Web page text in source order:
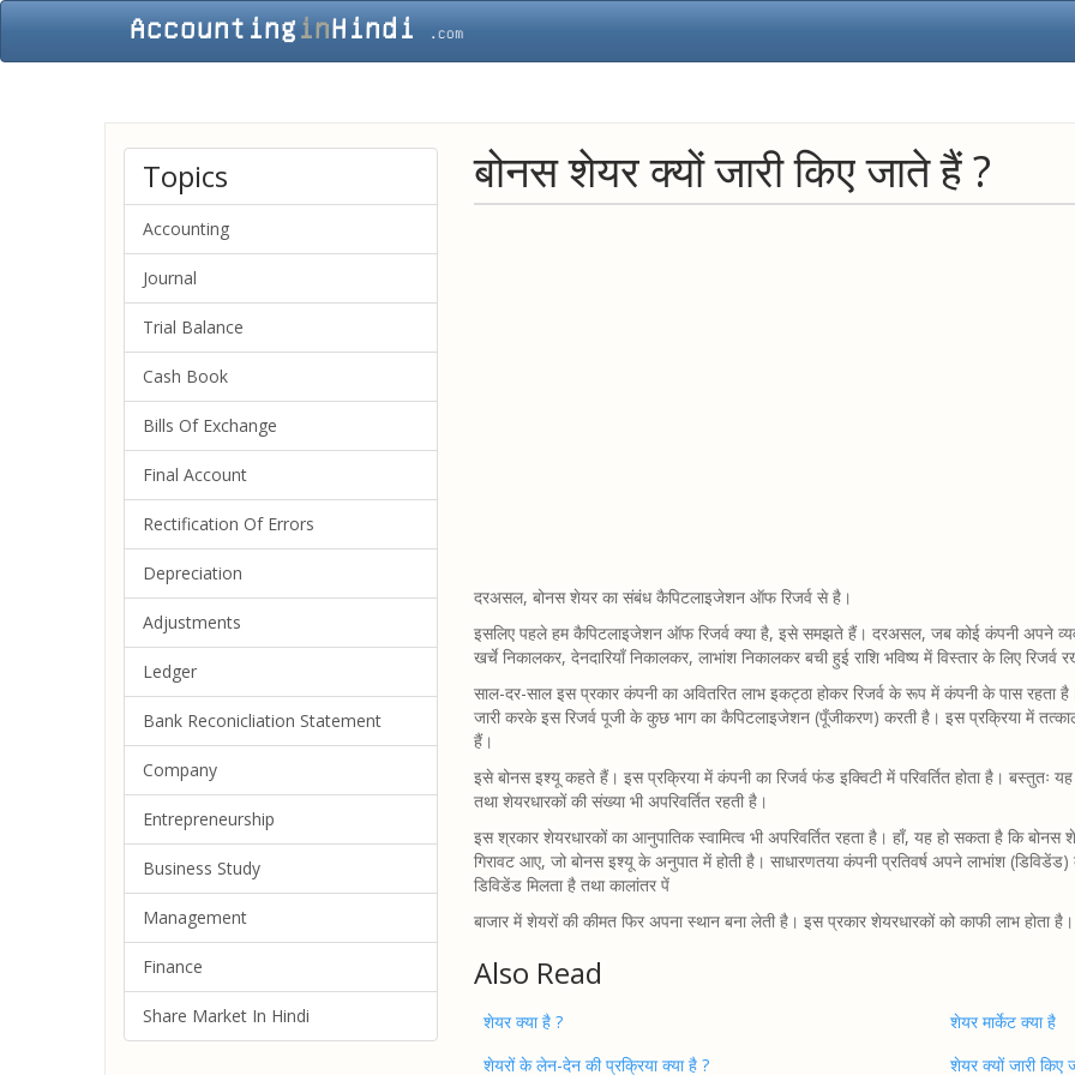
बोनस शेयर क्‍यों जारी किए जाते हैं ?
दरअसल, बोनस शेयर का संबंध कैपिटलाइजेशन ऑफ रिजर्व से है।
इसलिए पहले हम कैपिटलाइजेशन ऑफ रिजर्व क्‍या है, इसे समझते हैं। दरअसल, जब कोई कंपनी अपने
खर्चे निकालकर, देनदारियाँ निकालकर, लाभांश निकालकर बची हुई राशि भविष्य में विस्तार के लिए रिजर्व
साल-दर-साल इस प्रकार कंपनी का अवितरित लाभ इकट्ठा होकर रिजर्व के रूप में कंपनी के पास रहता
जारी करके इस रिजर्व पूजी के कुछ भाग का कैपिटलाइजेशन (पूँजीकरण) करती है। इस प्रक्रिया में
हैं।
इसे बोनस इश्यू कहते हैं। इस प्रक्रिया में कंपनी का रिजर्व फंड इक्विटी में परिवर्तित होता है। बस्तुतः
तथा शेयरधारकों की संख्या भी अपरिवर्तित रहती है।
इस श्रकार शेयरधारकों का आनुपातिक स्वामित्व भी अपरिवर्तित रहता है। हाँ, यह हो सकता है कि
गिरावट आए, जो बोनस इश्यू के अनुपात में होती है। साधारणतया कंपनी प्रतिवर्ष अपने लाभांश
डिविडेंड मिलता है तथा कालांतर पें
बाजार में शेयरों की कीमत फिर अपना स्थान बना लेती है। इस प्रकार शेयरधारकों को काफी लाभ होता है।
Also Read
शेयर क्या है ?
शेयर मार्केट क्या है
शेयरों के लेन-देन की प्रक्रिया क्या है ?
शेयर क्यों जारी किए
Topics
Accounting
Journal
Trial Balance
Cash Book
Bills Of Exchange
Final Account
Rectification Of Errors
Depreciation
Adjustments
Ledger
Bank Reconicliation Statement
Company
Entrepreneurship
Business Study
Management
Finance
Share Market In Hindi